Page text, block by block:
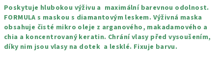
Poskytuje hlubokou výživu a maximální barevnou odolnost.
FORMULA s maskou s diamantovým leskem. Výživná maska
obsahuje čisté mikro oleje z arganového, makadamového a
chia a koncentrovaný keratin. Chrání vlasy před vysoušením,
díky nim jsou vlasy na dotek a lesklé. Fixuje barvu.